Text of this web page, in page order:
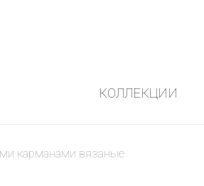
КОЛЛЕКЦИИ
карманами вязаные